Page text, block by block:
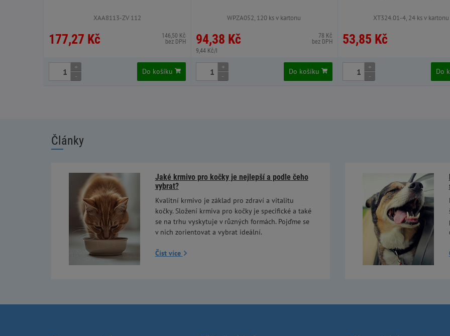
XAA8113-ZV 112
177,27 Kč
146,50 Kč
bez DPH
+
-
Do košíku
WPZA052, 120 ks v kartonu
94,38 Kč
9,44 Kč/l
78 Kč
bez DPH
+
-
Do košíku
XT324.01-4, 24 ks v kartonu
53,85 Kč
+
-
Do
Články
Jaké krmivo pro kočky je nejlepší a podle čeho
vybrat?
Kvalitní krmivo je základ pro zdraví a vitalitu
kočky. Složení krmiva pro kočky je specifické a také
se na trhu vyskytuje v různých formách. Pojďme se
v nich zorientovat a vybrat ideální.
Číst více